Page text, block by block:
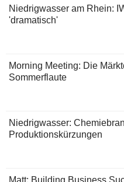
Niedrigwasser am Rhein:
'dramatisch'
Morning Meeting: Die
Sommerflaute
Niedrigwasser:
Produktionskürzungen
Matt: Building Business